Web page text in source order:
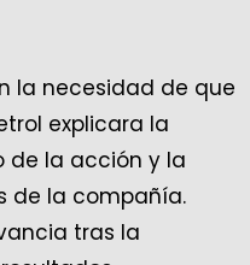
la necesidad de que
explicara la
de la acción y la
de la compañía.
tras la